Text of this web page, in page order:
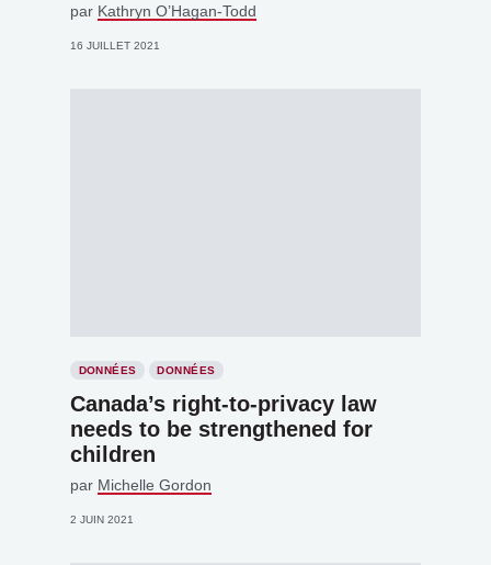
par Kathryn O’Hagan-Todd
16 JUILLET 2021
DONNÉES DONNÉES
Canada’s right-to-privacy law
needs to be strengthened for
children
par Michelle Gordon
2 JUIN 2021